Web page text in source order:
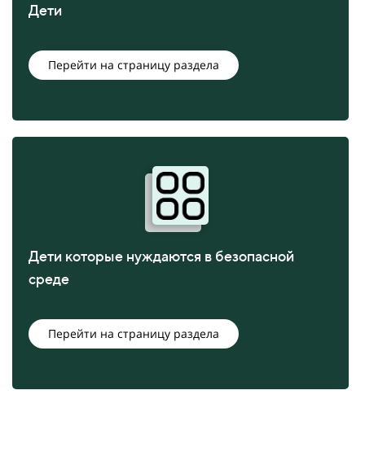
Дети
Перейти на страницу раздела
Дети которые нуждаются в безопасной
среде
Перейти на страницу раздела